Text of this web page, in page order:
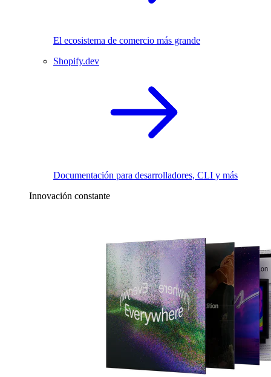
El ecosistema de comercio más grande
Shopify.dev
Documentación para desarrolladores, CLI y más
Innovación constante